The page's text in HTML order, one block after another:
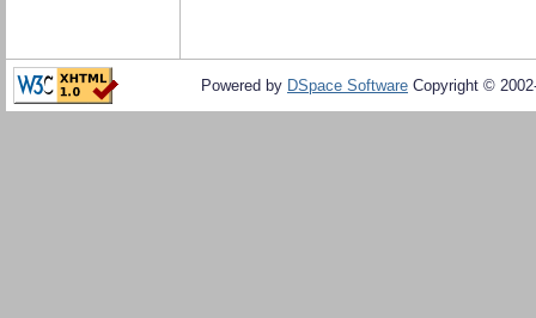
Powered by DSpace Software Copyright ©